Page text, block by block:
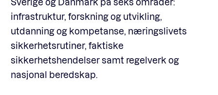
infrastruktur, forskning og utvikling,
utdanning og kompetanse, næringslivets
sikkerhetsrutiner, faktiske
sikkerhetshendelser samt regelverk og
nasjonal beredskap.